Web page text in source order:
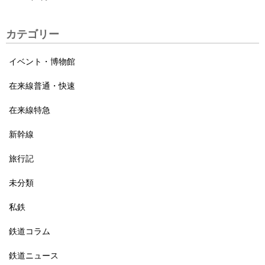
カテゴリー
イベント・博物館
在来線普通・快速
在来線特急
新幹線
旅行記
未分類
私鉄
鉄道コラム
鉄道ニュース